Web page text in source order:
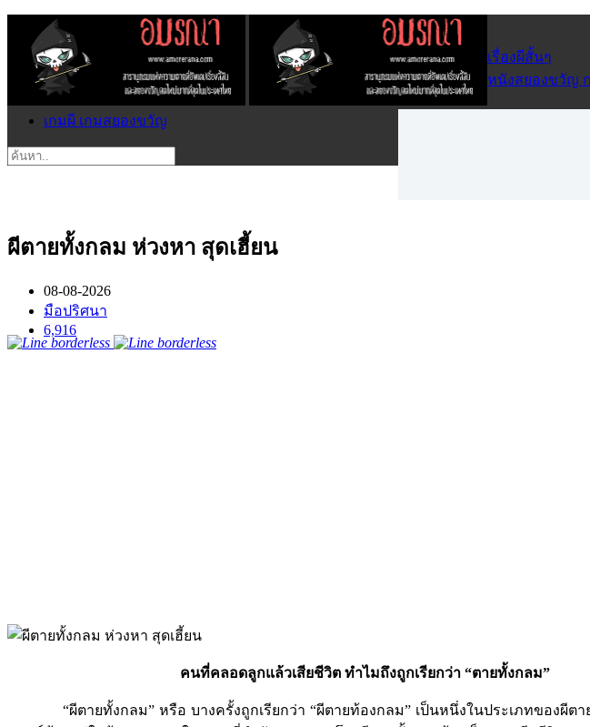
เรื่องผีสั้นๆ
หนังสยองขวัญ
เกมผี เกมสยองขวัญ
ผีตายทั้งกลม ห่วงหา สุดเฮี้ยน
08-08-2026
มือปริศนา
6,916
คนที่คลอดลูกแล้วเสียชีวิต ทำไมถึงถูกเรียกว่า “ตายทั้งกลม”
“ผีตายทั้งกลม” หรือ บางครั้งถูกเรียกว่า “ผีตายท้องกลม” เป็นหนึ่งในประเภทของผีตาย